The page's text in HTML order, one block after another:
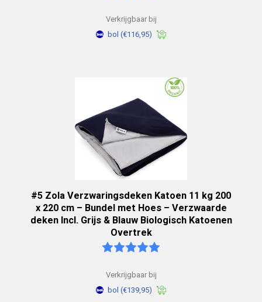
Verkrijgbaar bij
bol (€116,95)
#5 Zola Verzwaringsdeken Katoen 11 kg 200
x 220 cm – Bundel met Hoes – Verzwaarde
deken Incl. Grijs & Blauw Biologisch Katoenen
Overtrek
Verkrijgbaar bij
bol (€139,95)